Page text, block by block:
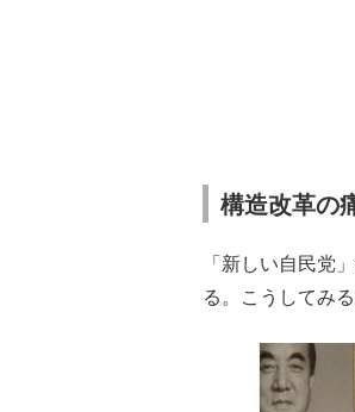
構造改革の
「新しい自民党
る。こうしてみ